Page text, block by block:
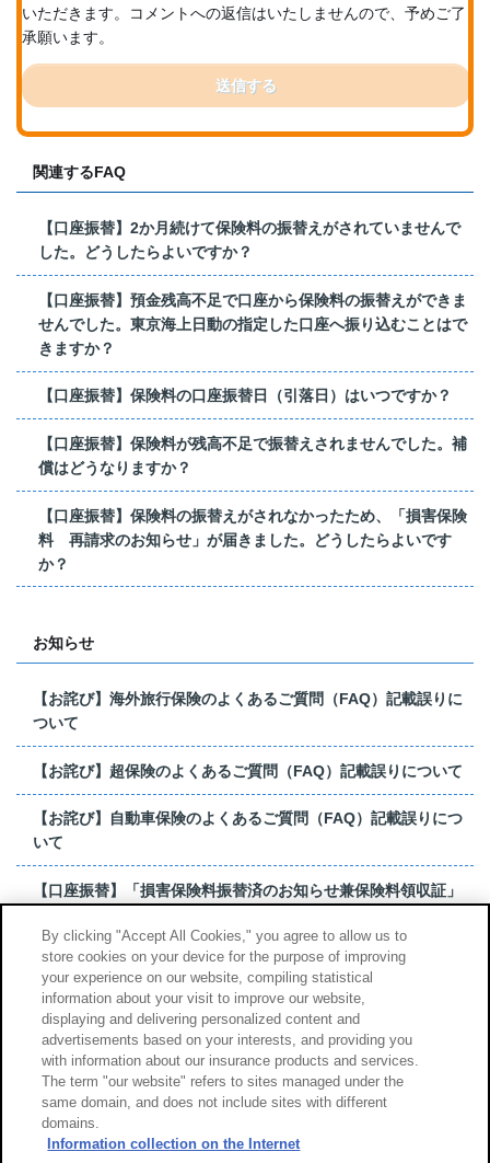
いただきます。コメントへの返信はいたしませんので、予めご了
承願います。
送信する
関連するFAQ
【口座振替】2か月続けて保険料の振替えがされていませんで
した。どうしたらよいですか？
【口座振替】預金残高不足で口座から保険料の振替えができま
せんでした。東京海上日動の指定した口座へ振り込むことはで
きますか？
【口座振替】保険料の口座振替日（引落日）はいつですか？
【口座振替】保険料が残高不足で振替えされませんでした。補
償はどうなりますか？
【口座振替】保険料の振替えがされなかったため、「損害保険
料 再請求のお知らせ」が届きました。どうしたらよいです
か？
お知らせ
【お詫び】海外旅行保険のよくあるご質問（FAQ）記載誤りに
ついて
【お詫び】超保険のよくあるご質問（FAQ）記載誤りについて
【お詫び】自動車保険のよくあるご質問（FAQ）記載誤りにつ
いて
【口座振替】「損害保険料振替済のお知らせ兼保険料領収証」
【お詫び】超保険のよくあるご質問（FAQ）記載誤りについて
もっと見る
サイトのご利用について
勧誘方針
By clicking "Accept All Cookies," you agree to allow us to
store cookies on your device for the purpose of improving
your experience on our website, compiling statistical
information about your visit to improve our website,
displaying and delivering personalized content and
advertisements based on your interests, and providing you
with information about our insurance products and services.
The term "our website" refers to sites managed under the
same domain, and does not include sites with different
domains.
Information collection on the Internet